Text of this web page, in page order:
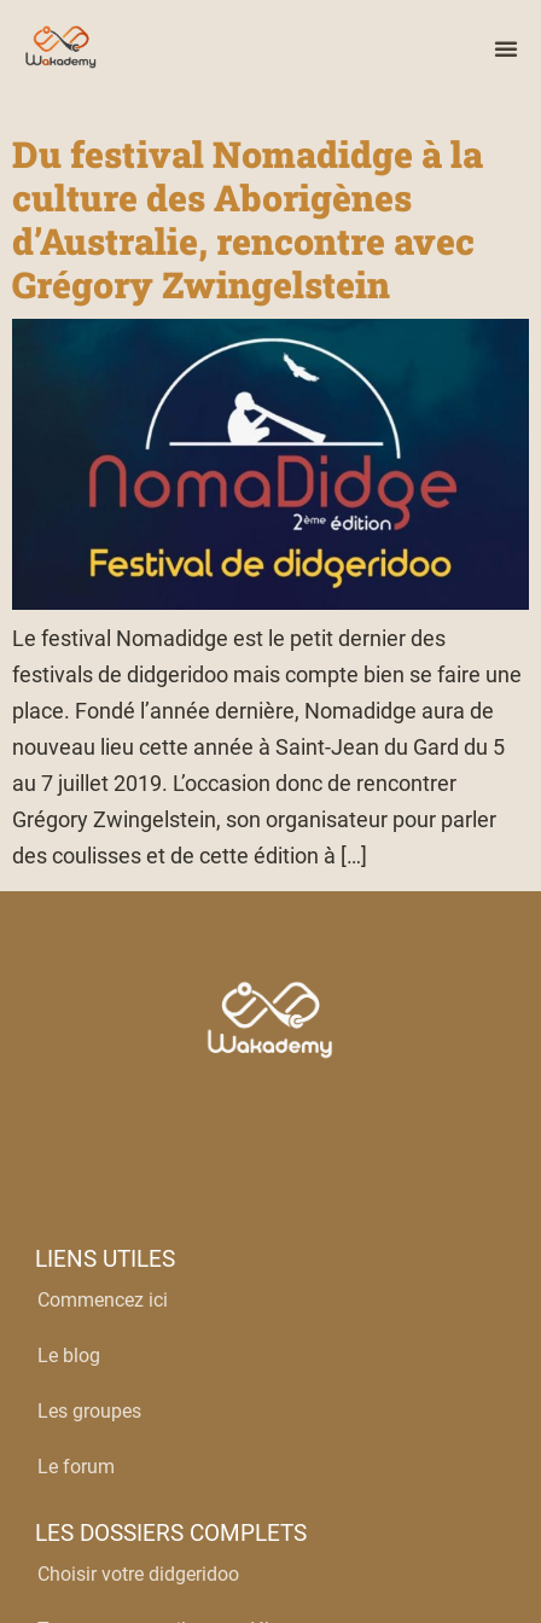
Du festival Nomadidge à la
culture des Aborigènes
d’Australie, rencontre avec
Grégory Zwingelstein
Le festival Nomadidge est le petit dernier des
festivals de didgeridoo mais compte bien se faire une
place. Fondé l’année dernière, Nomadidge aura de
nouveau lieu cette année à Saint-Jean du Gard du 5
au 7 juillet 2019. L’occasion donc de rencontrer
Grégory Zwingelstein, son organisateur pour parler
des coulisses et de cette édition à […]
LIENS UTILES
Commencez ici
Le blog
Les groupes
Le forum
LES DOSSIERS COMPLETS
Choisir votre didgeridoo